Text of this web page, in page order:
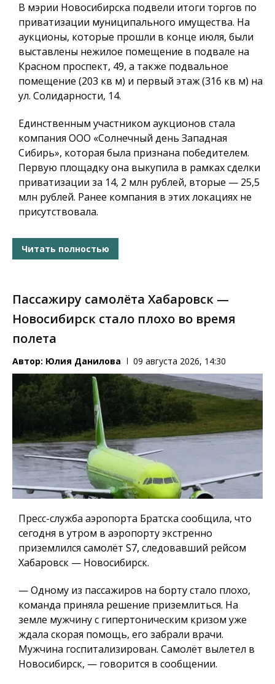
В мэрии Новосибирска подвели итоги торгов по
приватизации муниципального имущества. На
аукционы, которые прошли в конце июля, были
выставлены нежилое помещение в подвале на
Красном проспект, 49, а также подвальное
помещение (203 кв м) и первый этаж (316 кв м) на
ул. Солидарности, 14.
Единственным участником аукционов стала
компания ООО «Солнечный день Западная
Сибирь», которая была признана победителем.
Первую площадку она выкупила в рамках сделки
приватизации за 14, 2 млн рублей, вторые — 25,5
млн рублей. Ранее компания в этих локациях не
присутствовала.
Читать полностью
Пассажиру самолёта Хабаровск —
Новосибирск стало плохо во время
полета
Автор: Юлия Данилова 09 августа 2026, 14:30
Пресс-служба аэропорта Братска сообщила, что
сегодня в утром в аэропорту экстренно
приземлился самолёт S7, следовавший рейсом
Хабаровск — Новосибирск.
— Одному из пассажиров на борту стало плохо,
команда приняла решение приземлиться. На
земле мужчину с гипертоническим кризом уже
ждала скорая помощь, его забрали врачи.
Мужчина госпитализирован. Самолёт вылетел в
Новосибирск, — говорится в сообщении.